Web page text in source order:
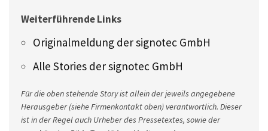
Weiterführende Links
Originalmeldung der signotec GmbH
Alle Stories der signotec GmbH
Für die oben stehende Story ist allein der jeweils angegebene
Herausgeber (siehe Firmenkontakt oben) verantwortlich. Dieser
ist in der Regel auch Urheber des Pressetextes, sowie der